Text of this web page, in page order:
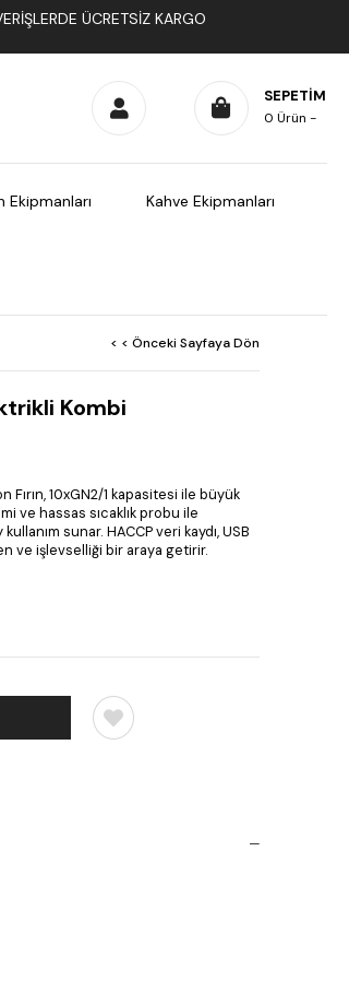
ÜCRETSIZ KARGO
SEPETIM
0 Ürün
Ekipmanları Kahve Ekipmanları
< < Önceki Sayfaya Dön
Kombi
Fırın, 10xGN2/1 kapasitesi ile büyük
ve hassas sıcaklık probu ile
sunar. HACCP veri kaydı, USB
ve işlevselliği bir araya getirir.